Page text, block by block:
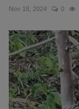
Nov 18, 2024 0